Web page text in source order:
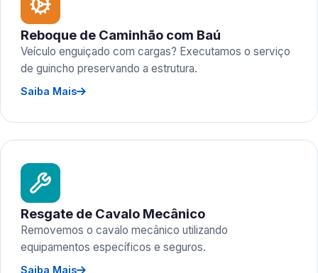
Reboque de Caminhão com Baú
Veículo enguiçado com cargas? Executamos o serviço
de guincho preservando a estrutura.
Saiba Mais
Resgate de Cavalo Mecânico
Removemos o cavalo mecânico utilizando
equipamentos específicos e seguros.
Saiba Mais